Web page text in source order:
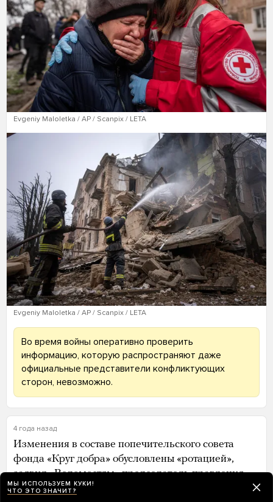
Evgeniy Maloletka / AP / Scanpix / LETA
Evgeniy Maloletka / AP / Scanpix / LETA
Во время войны оперативно проверить
информацию, которую распространяют даже
официальные представители конфликтующих
сторон, невозможно.
4 года назад
Изменения в составе попечительского совета
фонда «Круг добра» обусловлены «ротацией»,
заявил«Ведомостям» председатель правления
фонда Александр Ткаченко.
МЫ ИСПОЛЬЗУЕМ КУКИ!
ЧТО ЭТО ЗНАЧИТ?